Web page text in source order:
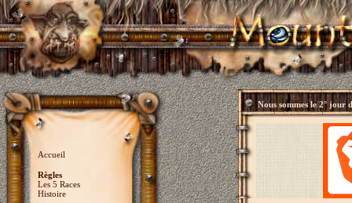
Accueil
Règles
Les 5 Races
Histoire
Nous sommes le2° jour